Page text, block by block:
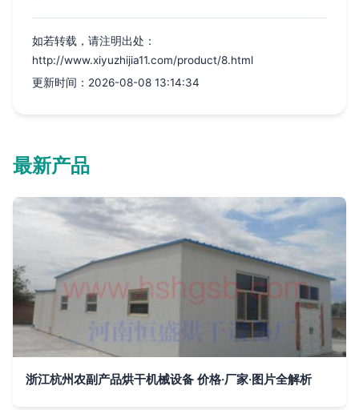
如若转载，请注明出处：
http://www.xiyuzhijia11.com/product/8.html
更新时间：2026-08-08 13:14:34
最新产品
浙江杭州农副产品烘干机械设备 价格·厂家·图片全解析